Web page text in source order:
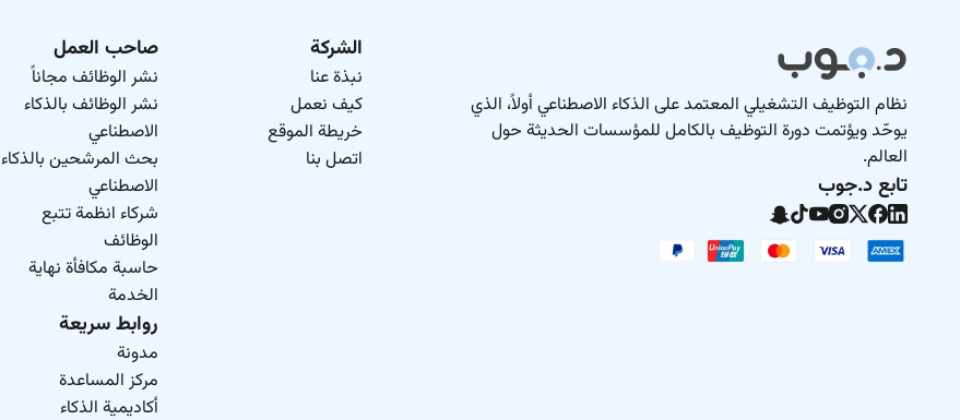
نظام التوظيف التشغيلي المعتمد على الذكاء الاصطناعي أولاً، الذي
يوحّد ويؤتمت دورة التوظيف بالكامل للمؤسسات الحديثة حول
العالم.
تابع د.جوب
الشركة
نبذة عنا
كيف نعمل
خريطة الموقع
اتصل بنا
صاحب العمل
نشر الوظائف مجاناً
نشر الوظائف بالذكاء
الاصطناعي
بحث المرشحين بالذكاء
الاصطناعي
شركاء انظمة تتبع
الوظائف
حاسبة مكافأة نهاية
الخدمة
روابط سريعة
مدونة
مركز المساعدة
أكاديمية الذكاء